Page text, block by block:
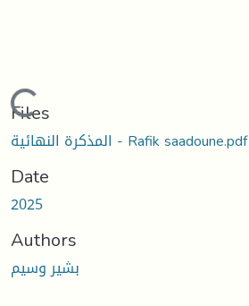
Loading...
Files
المذكرة النهائية - Rafik saadoune.pdf
Date
2025
Authors
بشير وسيم